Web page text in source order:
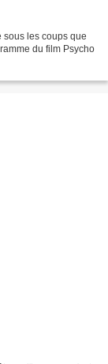
sous les coups que
du film Psycho